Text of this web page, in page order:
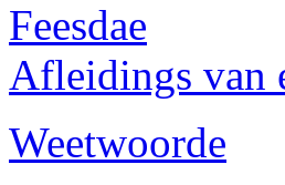
Feesdae
Afleidings van
Weetwoorde